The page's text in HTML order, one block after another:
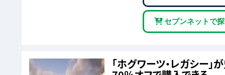
セブンネットで
「ホグワーツ・レガシー